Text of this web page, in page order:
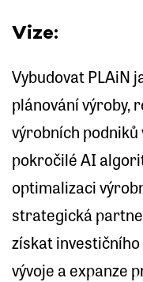
Vize:
Vybudovat PLAiN
plánování výroby,
výrobních podniků
pokročilé AI
optimalizaci
strategická
získat
vývoje a expanze